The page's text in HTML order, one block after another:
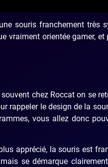
une souris franchement très
vraiment orientée gamer,
chez Roccat on se
rappeler le design de la
vous allez donc
apprécié, la souris est
se démarque